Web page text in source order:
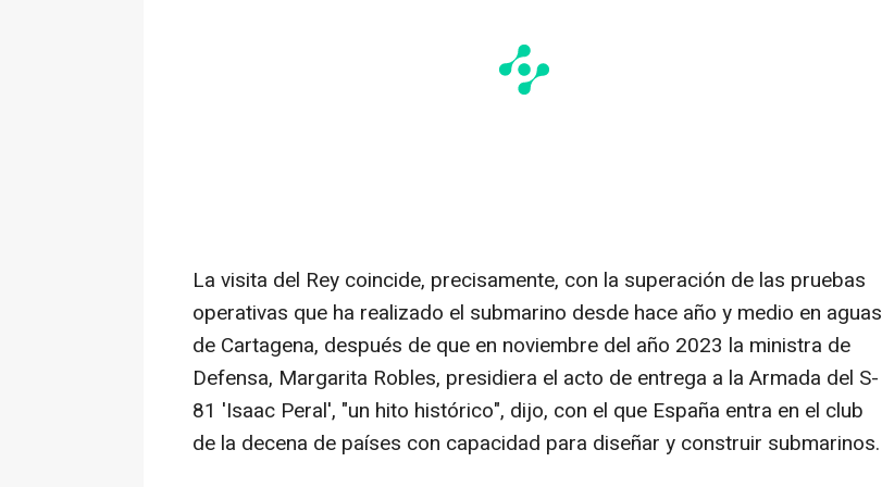
La visita del Rey coincide, precisamente, con la superación de las pruebas
operativas que ha realizado el submarino desde hace año y medio en aguas
de Cartagena, después de que en noviembre del año 2023 la ministra de
Defensa, Margarita Robles, presidiera el acto de entrega a la Armada del S-
81 'Isaac Peral', "un hito histórico", dijo, con el que España entra en el club
de la decena de países con capacidad para diseñar y construir submarinos.